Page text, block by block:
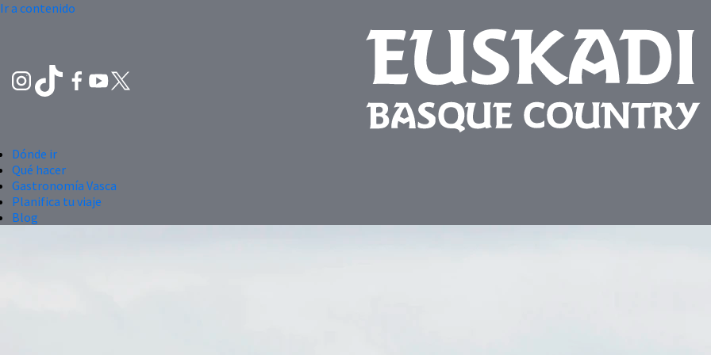
Ir a contenido
Dónde ir
Qué hacer
Gastronomía Vasca
Planifica tu viaje
Blog